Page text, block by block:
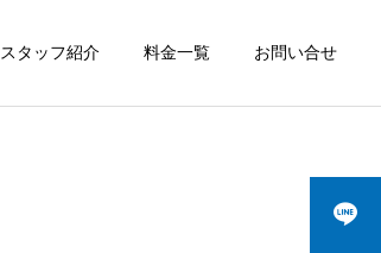
スタッフ紹介 料金一覧 お問い合せ